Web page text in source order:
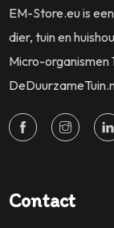
EM-Store.eu is
dier, tuin en
Micro-organismen
Contact